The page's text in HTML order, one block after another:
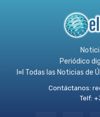
Periódico
l≡l Todas las Noticias de
Contáctanos:
Telf: